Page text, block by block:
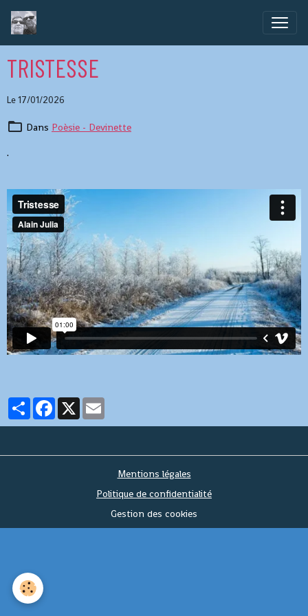
TRISTESSE
Le 17/01/2026
Dans Poèsie - Devinette
.
PartagerFacebook
X
Mentions légales
Politique de confidentialité
Gestion des cookies